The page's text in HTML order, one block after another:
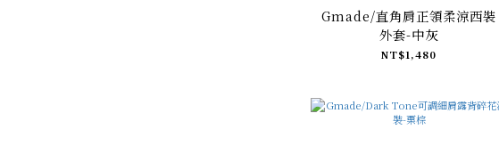
Gmade/直角肩正領柔涼西裝
外套-中灰
NT$1,480